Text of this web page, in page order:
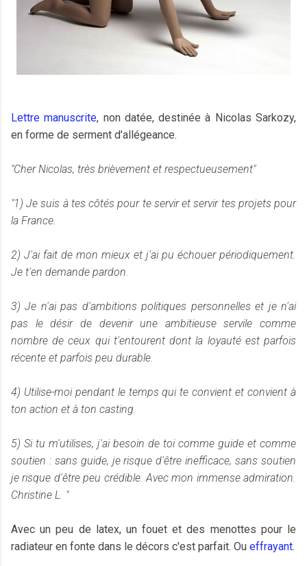
Lettre manuscrite, non datée, destinée à Nicolas Sarkozy,
en forme de serment d'allégeance.
"Cher Nicolas, très brièvement et respectueusement"
"1) Je suis à tes côtés pour te servir et servir tes projets pour
la France.
2) J'ai fait de mon mieux et j'ai pu échouer périodiquement.
Je t'en demande pardon.
3) Je n'ai pas d'ambitions politiques personnelles et je n'ai
pas le désir de devenir une ambitieuse servile comme
nombre de ceux qui t'entourent dont la loyauté est parfois
récente et parfois peu durable.
4) Utilise-moi pendant le temps qui te convient et convient à
ton action et à ton casting.
5) Si tu m'utilises, j'ai besoin de toi comme guide et comme
soutien : sans guide, je risque d'être inefficace, sans soutien
je risque d'être peu crédible. Avec mon immense admiration.
Christine L. "
Avec un peu de latex, un fouet et des menottes pour le
radiateur en fonte dans le décors c'est parfait. Ou effrayant.